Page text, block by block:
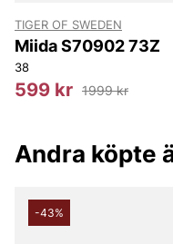
TIGER OF SWEDEN
Miida S70902 73Z
38
599 kr 1999 kr
Andra köpte
-43%